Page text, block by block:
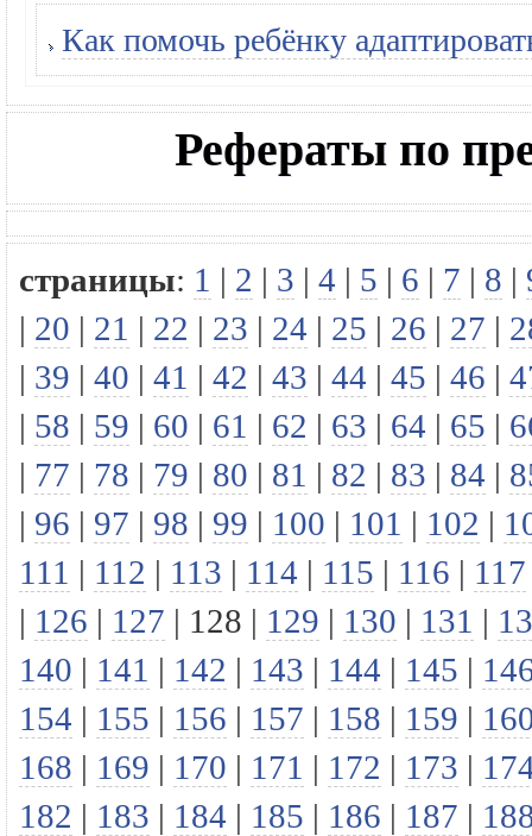
Как помочь ребёнку
Рефераты по
страницы: 1 | 2 | 3 | 4 | 5 | 6 | 7 | 8 |
| 20 | 21 | 22 | 23 | 24 | 25 | 26 | 27 |
| 39 | 40 | 41 | 42 | 43 | 44 | 45 | 46 |
| 58 | 59 | 60 | 61 | 62 | 63 | 64 | 65 |
| 77 | 78 | 79 | 80 | 81 | 82 | 83 | 84 |
| 96 | 97 | 98 | 99 | 100 | 101 | 102 |
111 | 112 | 113 | 114 | 115 | 116 | 117
| 126 | 127 | 128 | 129 | 130 | 131 |
140 | 141 | 142 | 143 | 144 | 145 |
154 | 155 | 156 | 157 | 158 | 159 |
168 | 169 | 170 | 171 | 172 | 173 |
182 | 183 | 184 | 185 | 186 | 187 |